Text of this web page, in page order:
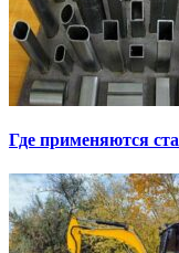
Где применяются